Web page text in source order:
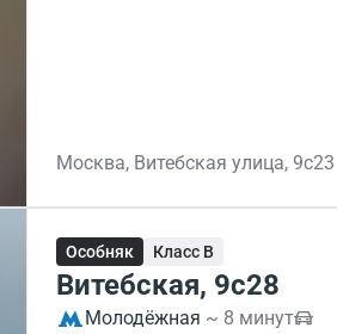
Москва, Витебская улица, 9с23
Особняк Класс B
Витебская, 9с28
Молодёжная ~ 8 минут